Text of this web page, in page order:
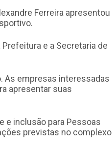
Ferreira apresentou
e a Secretaria de
As empresas interessadas
apresentar suas
e inclusão para Pessoas
previstas no complexo